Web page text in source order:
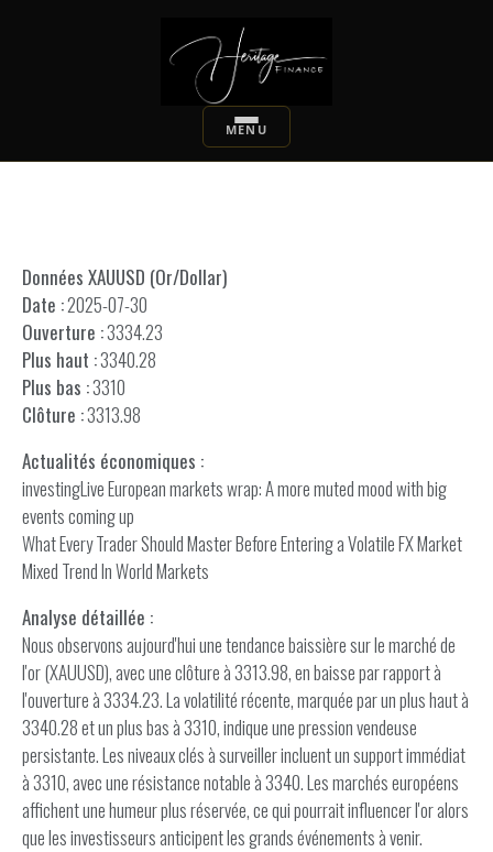
Données XAUUSD (Or/Dollar)
Date :2025-07-30
Ouverture :3334.23
Plus haut :3340.28
Plus bas :3310
Clôture :3313.98
Actualités économiques :
investingLive European markets wrap: A more muted mood with big
events coming up
What Every Trader Should Master Before Entering a Volatile FX Market
Mixed Trend In World Markets
Analyse détaillée :
Nous observons aujourd'hui une tendance baissière sur le marché de
l'or (XAUUSD), avec une clôture à 3313.98, en baisse par rapport à
l'ouverture à 3334.23. La volatilité récente, marquée par un plus haut à
3340.28 et un plus bas à 3310, indique une pression vendeuse
persistante. Les niveaux clés à surveiller incluent un support immédiat
à 3310, avec une résistance notable à 3340. Les marchés européens
affichent une humeur plus réservée, ce qui pourrait influencer l'or alors
que les investisseurs anticipent les grands événements à venir.